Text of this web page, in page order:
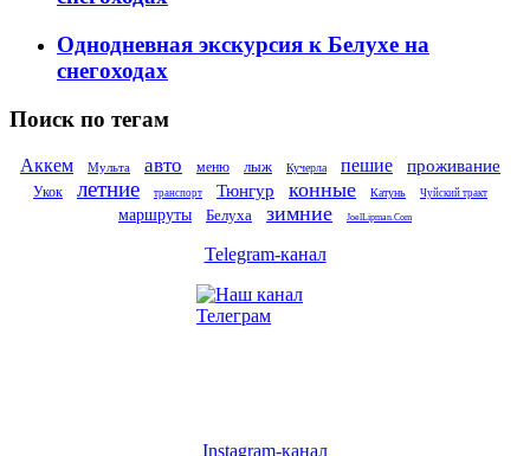
Однодневная экскурсия к Белухе на
снегоходах
Поиск по тегам
Аккем Мульта авто меню лыж Кучерла пешие проживание
Укок летние транспорт Тюнгур конные Катунь Чуйский тракт
маршруты Белуха зимние JoelLipman.Com
Telegram-канал
Instagram-канал